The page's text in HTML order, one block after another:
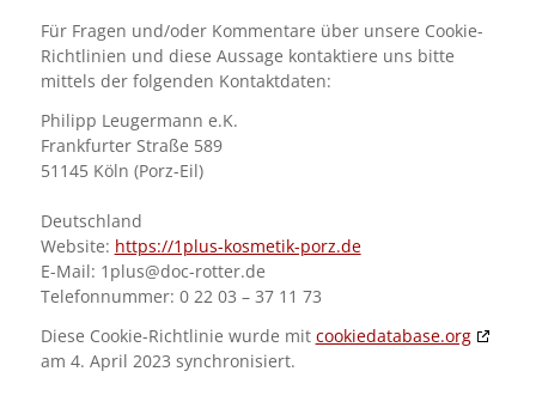
Für Fragen und/oder Kommentare über unsere Cookie-
Richtlinien und diese Aussage kontaktiere uns bitte
mittels der folgenden Kontaktdaten:
Philipp Leugermann e.K.
Frankfurter Straße 589
51145 Köln (Porz-Eil)
Deutschland
Website: https://1plus-kosmetik-porz.de
E-Mail: ed.rettor-cod@sulp1
Telefonnummer: 0 22 03 – 37 11 73
Diese Cookie-Richtlinie wurde mit cookiedatabase.org
am 4. April 2023 synchronisiert.